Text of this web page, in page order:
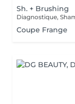
Sh. + Brushing
Coupe Frange